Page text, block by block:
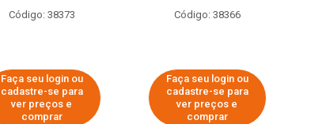
Código: 38373
Faça seu login ou
cadastre-se para
ver preços e
comprar
Código: 38366
Faça seu login ou
cadastre-se para
ver preços e
comprar